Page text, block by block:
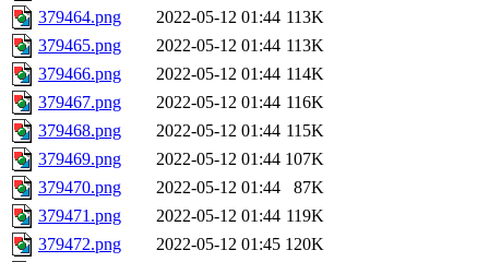
379464.png
2022-05-12 01:44 113K
379465.png
2022-05-12 01:44 113K
379466.png
2022-05-12 01:44 114K
379467.png
2022-05-12 01:44 116K
379468.png
2022-05-12 01:44 115K
379469.png
2022-05-12 01:44 107K
379470.png
2022-05-12 01:44
87K
379471.png
2022-05-12 01:44 119K
379472.png
2022-05-12 01:45 120K